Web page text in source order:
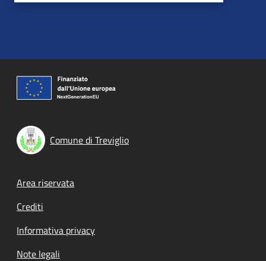
Comune di Treviglio
Footer menu
Area riservata
Crediti
Informativa privacy
Note legali